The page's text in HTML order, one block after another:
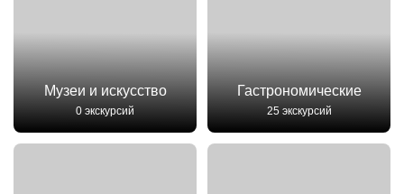
Музеи и искусство
0 экскурсий
Гастрономические
25 экскурсий